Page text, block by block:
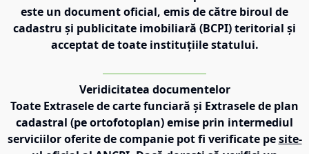
este un document oficial, emis de către biroul de
cadastru și publicitate imobiliară (BCPI) teritorial și
acceptat de toate instituțiile statului.
Veridicitatea documentelor
Toate Extrasele de carte funciară și Extrasele de plan
cadastral (pe ortofotoplan) emise prin intermediul
serviciilor oferite de companie pot fi verificate pe site-